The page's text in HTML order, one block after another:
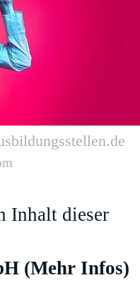
Inhalt dieser
(Mehr Infos)